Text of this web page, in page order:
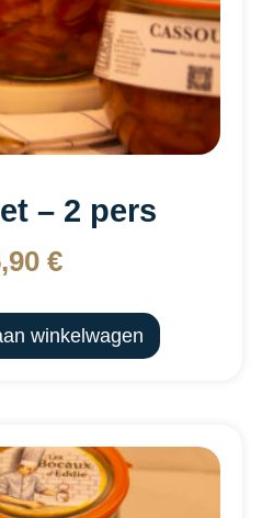
– 2 pers
€
winkelwagen